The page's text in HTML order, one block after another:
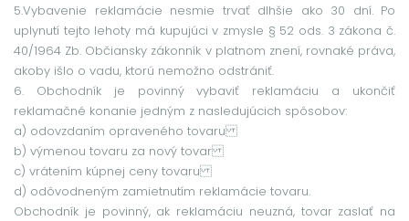
5.Vybavenie reklamácie nesmie trvať dlhšie ako 30 dní. Po
uplynutí tejto lehoty má kupujúci v zmysle § 52 ods. 3 zákona č.
40/1964 Zb. Občiansky zákonník v platnom znení, rovnaké práva,
akoby išlo o vadu, ktorú nemožno odstrániť.
6. Obchodník je povinný vybaviť reklamáciu a ukončiť
reklamačné konanie jedným z nasledujúcich spôsobov:
a) odovzdaním opraveného tovaru
b) výmenou tovaru za nový tovar
c) vrátením kúpnej ceny tovaru
d) odôvodneným zamietnutím reklamácie tovaru.
Obchodník je povinný, ak reklamáciu neuzná, tovar zaslať na